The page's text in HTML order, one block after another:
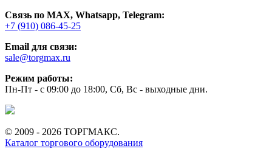
Связь по MAX, Whatsapp, Telegram:
+7 (910) 086-45-25
Email для связи:
sale@torgmax.ru
Режим работы:
Пн-Пт - с 09:00 до 18:00, Сб, Вс - выходные дни.
© 2009 - 2026 ТОРГМАКС.
Каталог торгового оборудования